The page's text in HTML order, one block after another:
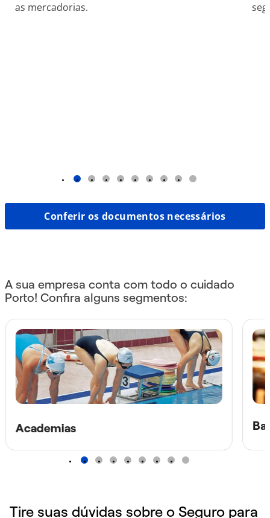
as mercadorias.
1 2 3 4 5 6 7 8 9
Conferir os documentos necessários
A sua empresa conta com todo o cuidado
Porto! Confira alguns segmentos:
Academias
1 2 3 4 5 6 7 8
Tire suas dúvidas sobre o Seguro para